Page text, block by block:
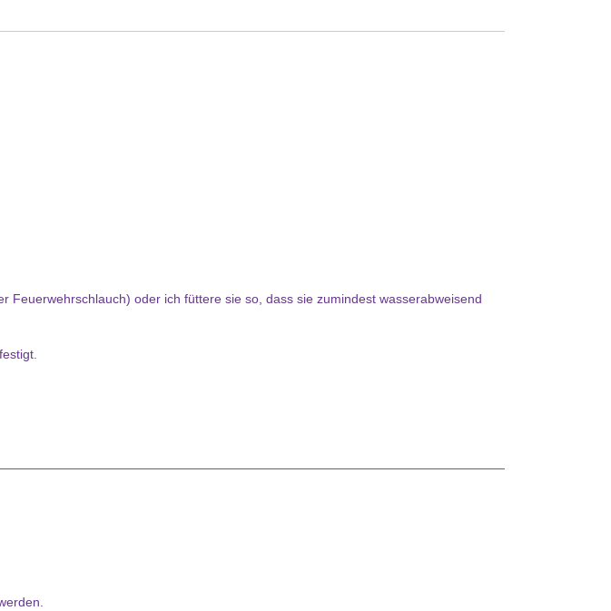
oder ich füttere sie so, dass sie zumindest wasserabweisend